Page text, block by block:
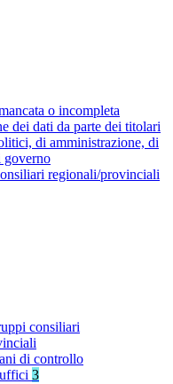
o incompleta
dei dati da parte dei titolari
di amministrazione, di
governo
regionali/provinciali
consiliari
di controllo
3